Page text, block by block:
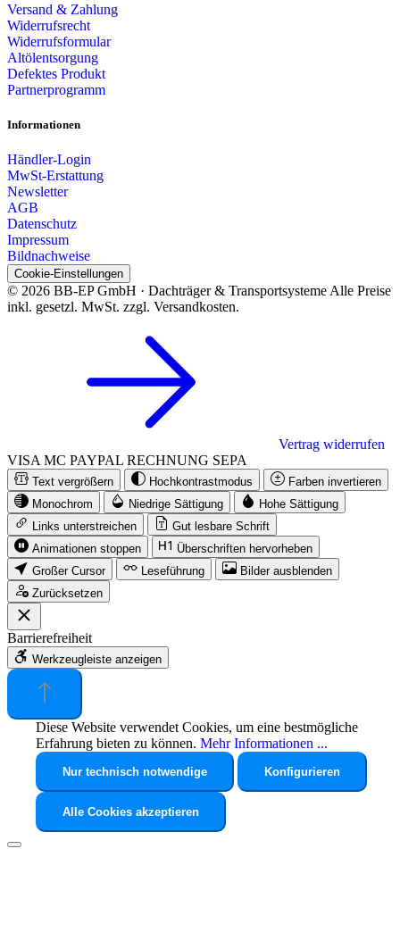
Versand & Zahlung
Widerrufsrecht
Widerrufsformular
Altölentsorgung
Defektes Produkt
Partnerprogramm
Informationen
Händler-Login
MwSt-Erstattung
Newsletter
AGB
Datenschutz
Impressum
Bildnachweise
Cookie-Einstellungen
© 2026 BB-EP GmbH · Dachträger & Transportsysteme Alle Preise
inkl. gesetzl. MwSt. zzgl. Versandkosten.
Vertrag widerrufen
VISA MC PAYPAL RECHNUNG SEPA
Text vergrößern Hochkontrastmodus
Farben invertieren
Monochrom
Niedrige Sättigung
Hohe Sättigung
Links unterstreichen
Gut lesbare Schrift
Animationen stoppen
Überschriften hervorheben
Großer Cursor
Leseführung
Bilder ausblenden
Zurücksetzen
Barrierefreiheit
Werkzeugleiste anzeigen
Diese Website verwendet Cookies, um eine bestmögliche
Erfahrung bieten zu können. Mehr Informationen ...
Nur technisch notwendige Konfigurieren
Alle Cookies akzeptieren